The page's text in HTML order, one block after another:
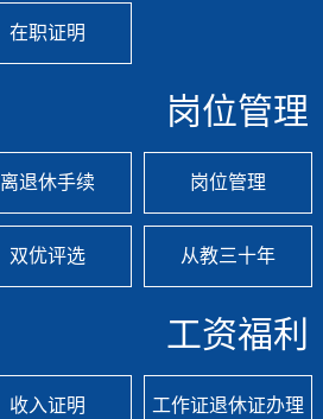
在职证明
岗位管理
离退休手续 岗位管理
双优评选 从教三十年
工资福利
收入证明 工作证退休证办理